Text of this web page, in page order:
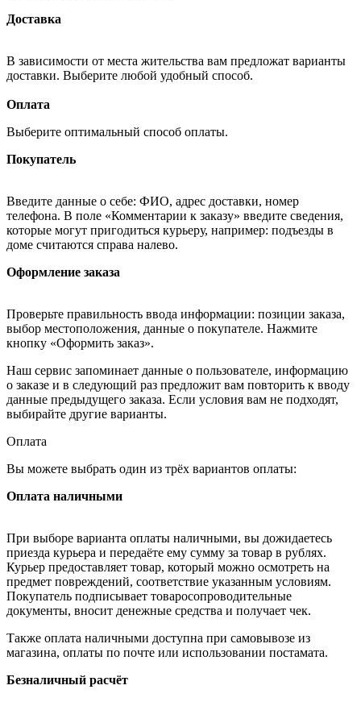
Доставка
В зависимости от места жительства вам предложат варианты
доставки. Выберите любой удобный способ.
Оплата
Выберите оптимальный способ оплаты.
Покупатель
Введите данные о себе: ФИО, адрес доставки, номер
телефона. В поле «Комментарии к заказу» введите сведения,
которые могут пригодиться курьеру, например: подъезды в
доме считаются справа налево.
Оформление заказа
Проверьте правильность ввода информации: позиции заказа,
выбор местоположения, данные о покупателе. Нажмите
кнопку «Оформить заказ».
Наш сервис запоминает данные о пользователе, информацию
о заказе и в следующий раз предложит вам повторить к вводу
данные предыдущего заказа. Если условия вам не подходят,
выбирайте другие варианты.
Оплата
Вы можете выбрать один из трёх вариантов оплаты:
Оплата наличными
При выборе варианта оплаты наличными, вы дожидаетесь
приезда курьера и передаёте ему сумму за товар в рублях.
Курьер предоставляет товар, который можно осмотреть на
предмет повреждений, соответствие указанным условиям.
Покупатель подписывает товаросопроводительные
документы, вносит денежные средства и получает чек.
Также оплата наличными доступна при самовывозе из
магазина, оплаты по почте или использовании постамата.
Безналичный расчёт